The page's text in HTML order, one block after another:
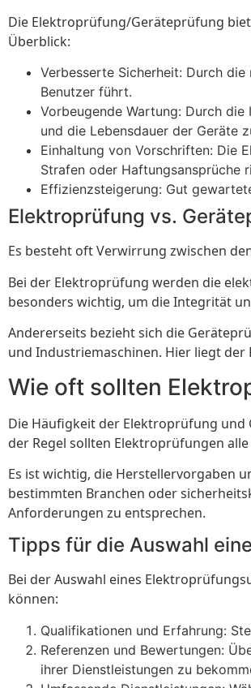
Die Elektroprüfung/Geräteprüfung
Überblick:
Verbesserte Sicherheit: Durch
Benutzer führt.
Vorbeugende Wartung: Durch
und die Lebensdauer der Geräte
Einhaltung von Vorschriften: Die
Strafen oder Haftungsansprüche
Effizienzsteigerung: Gut
Elektroprüfung vs.
Es besteht oft Verwirrung zwischen
Bei der Elektroprüfung werden die
besonders wichtig, um die Integrität
Andererseits bezieht sich die
und Industriemaschinen. Hier liegt
Wie oft sollten
Die Häufigkeit der Elektroprüfung und
der Regel sollten Elektroprüfungen
Es ist wichtig, die Herstellervorgaben
bestimmten Branchen oder
Anforderungen zu entsprechen.
Tipps für die Auswahl
Bei der Auswahl eines
können:
Qualifikationen und Erfahrung:
Referenzen und Bewertungen:
ihrer Dienstleistungen zu